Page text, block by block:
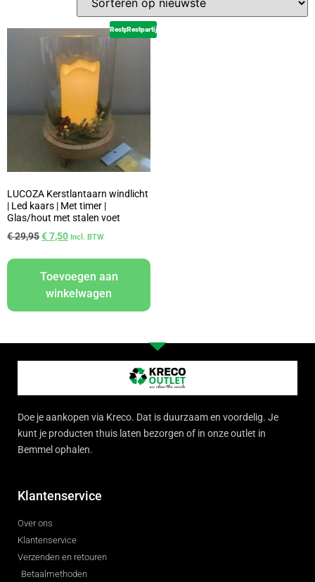
RestpartijRestpartij
LUCOZA Kerstlantaarn windlicht
| Led kaars | Met timer |
Glas/hout met stalen voet
€29,95€7,50 Incl. BTW
Toevoegen aan
winkelwagen
Doe je aankopen via Kreco. Dat is duurzaam en voordelig. Je
kunt je producten thuis laten bezorgen of in onze outlet in
Bemmel ophalen.
Klantenservice
Over ons
Klantenservice
Verzenden en retouren
Betaalmethoden